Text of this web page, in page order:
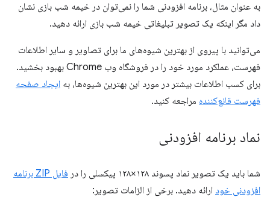
به عنوان مثال، برنامه افزودنی شما را نمی‌توان در خیمه شب بازی نشان
داد مگر اینکه یک تصویر تبلیغاتی خیمه شب بازی ارائه دهید.
می‌توانید با پیروی از بهترین شیوه‌های ما برای تصاویر و سایر اطلاعات
فهرست، عملکرد مورد خود را در فروشگاه وب Chrome بهبود بخشید.
برای کسب اطلاعات بیشتر در مورد این بهترین شیوه‌ها، به ایجاد صفحه
فهرست قانع‌کننده مراجعه کنید.
نماد برنامه افزودنی
شما باید یک تصویر نماد پسوند ۱۲۸×۱۲۸ پیکسلی را در
فایل ZIP برنامه
افزودنی خود ارائه دهید. برخی از الزامات تصویر: